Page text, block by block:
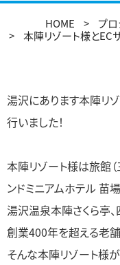
HOME プ
本陣リゾート様とEC
湯沢にあります本陣リ
行いました！
本陣リゾート様は旅館
ンドミニアムホテル 苗
湯沢温泉本陣さくら亭
創業400年を超える老舗
そんな本陣リゾート様